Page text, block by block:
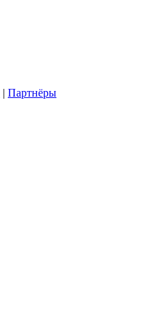
| Партнёры